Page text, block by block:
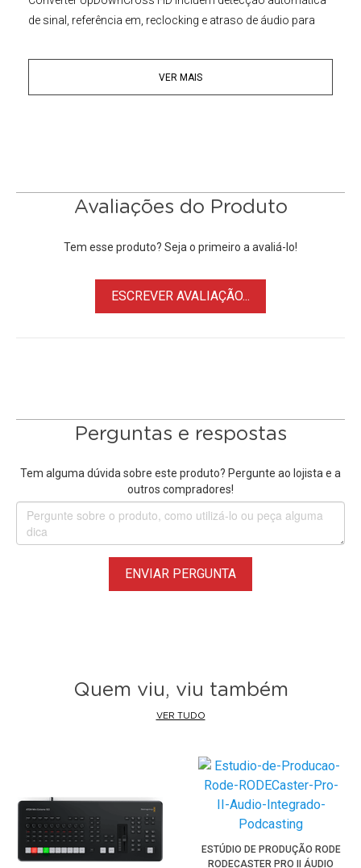
de sinal, referência em, reclocking e atraso de áudio para
facilmente alteradas usando as chaves de função com
diagramas ou através do software de conversão
Principais Características:
vídeo HD e SD até 1080p60
• Duas saídas 3G / HD / SD-SDI, uma saída loop-through
• Uma entrada HDMI, uma saída HDMI
• Controle através de mini-switches internos ou software
compatível com Mac / Windows
VER MAIS
Avaliações do Produto
Tem esse produto? Seja o primeiro a avaliá-lo!
ESCREVER AVALIAÇÃO...
Perguntas e respostas
Tem alguma dúvida sobre este produto? Pergunte ao lojista e a
outros compradores!
ENVIAR PERGUNTA
Quem viu, viu também
VER TUDO
ESTÚDIO DE PRODUÇÃO RODE
RODECASTER PRO II ÁUDIO